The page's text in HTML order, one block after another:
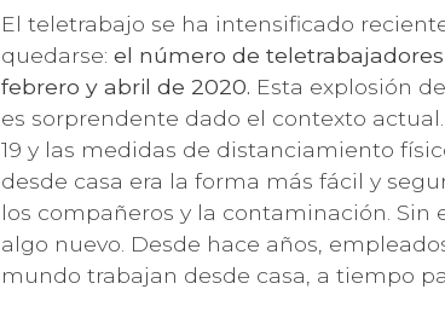
El teletrabajo se ha intensificado
quedarse:el número de
febrero y abril de 2020. Esta explosión
es sorprendente dado el contexto
19 y las medidas de distanciamiento
desde casa era la forma más fácil y
los compañeros y la contaminación. Sin
algo nuevo. Desde hace años,
mundo trabajan desde casa, a tiempo